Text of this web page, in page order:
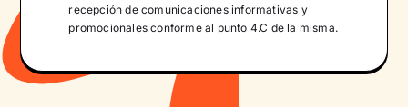
recepción de comunicaciones informativas y
promocionales conforme al punto 4.C de la misma.